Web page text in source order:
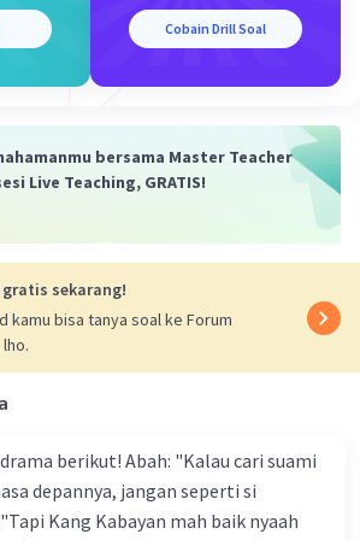
ke dalam, dan berfungsi untuk
cahaya sebelum mencapai mata. Dengan
cahaya, lensa cekung membantu
jenis lensa yang baik untuk digunakan
·3.9(11) Balas
Iklan
Robert yang bisa mengemudi
tanpa kacamata tetapi mengalami
Cobain Drill Soal
bersama Master Teacher
Live Teaching, GRATIS!
sekarang!
kamu bisa tanya soal ke Forum
Abah: "Kalau cari suami
depannya, jangan seperti si